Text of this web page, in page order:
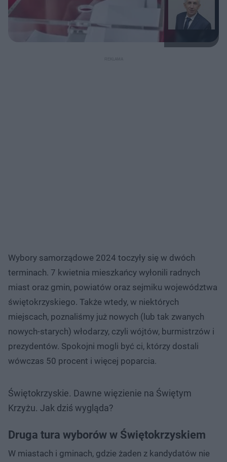
Wybory samorządowe 2024 toczyły się w dwóch
terminach. 7 kwietnia mieszkańcy wyłonili radnych
miast oraz gmin, powiatów oraz sejmiku województwa
świętokrzyskiego. Także wtedy, w niektórych
miejscach, poznaliśmy już nowych (lub tak zwanych
nowych-starych) włodarzy, czyli wójtów, burmistrzów i
prezydentów. Spokojni mogli być ci, którzy dostali
wówczas 50 procent i więcej poparcia.
Świętokrzyskie. Dawne więzienie na Świętym
Krzyżu. Jak dziś wygląda?
Druga tura wyborów w Świętokrzyskiem
W miastach i gminach, gdzie żaden z kandydatów nie